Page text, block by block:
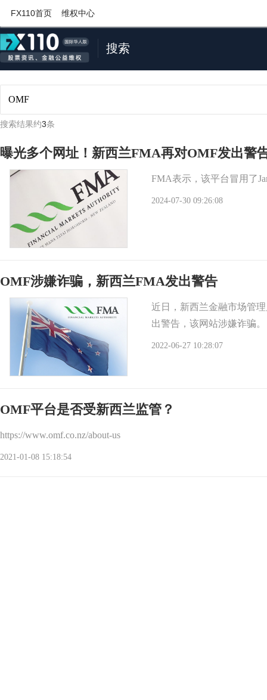
FX110首页 维权中心
搜索
搜索结果约3条
曝光多个网址！新西兰FMA再对OMF发出警
FMA表示，该平台冒用了
2024-07-30 09:26:08
OMF涉嫌诈骗，新西兰FMA发出警告
近日，新西兰金融市场管
出警告，该网站涉嫌诈骗。
2022-06-27 10:28:07
OMF平台是否受新西兰监管？
https://www.omf.co.nz/about-us
2021-01-08 15:18:54